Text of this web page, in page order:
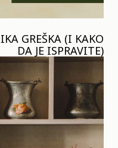
GREŠKA (I KAKO
DA JE ISPRAVITE)